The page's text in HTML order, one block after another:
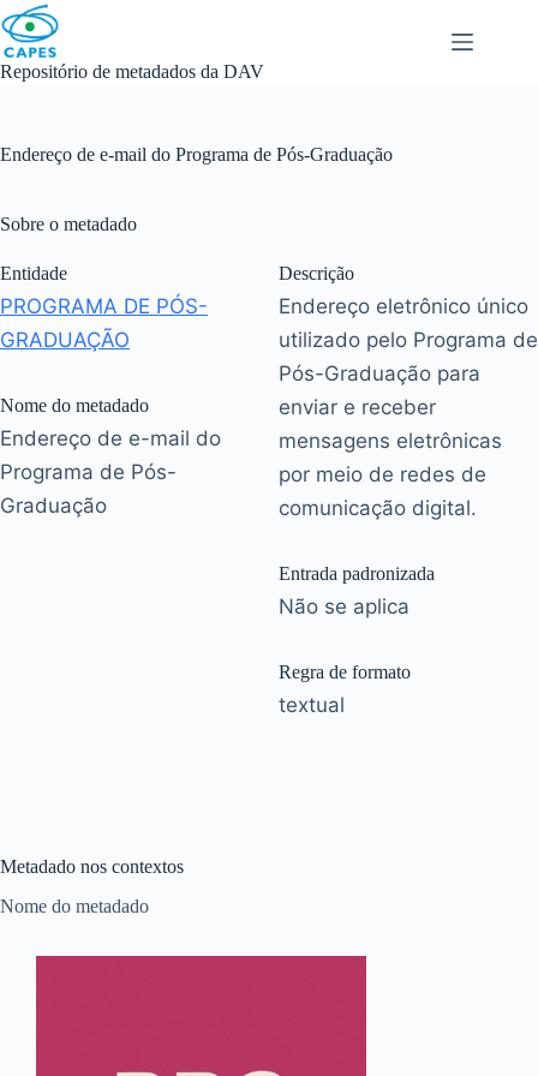
Skip
to
content
Repositório de metadados da DAV
Endereço de e-mail do Programa de Pós-Graduação
Sobre o metadado
Entidade
PROGRAMA DE PÓS-
GRADUAÇÃO
Nome do metadado
Endereço de e-mail do
Programa de Pós-
Graduação
Descrição
Endereço eletrônico único
utilizado pelo Programa de
Pós-Graduação para
enviar e receber
mensagens eletrônicas
por meio de redes de
comunicação digital.
Entrada padronizada
Não se aplica
Regra de formato
textual
Metadado nos contextos
Nome do metadado